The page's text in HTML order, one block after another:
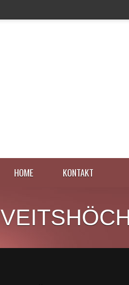
HOME KONTAKT